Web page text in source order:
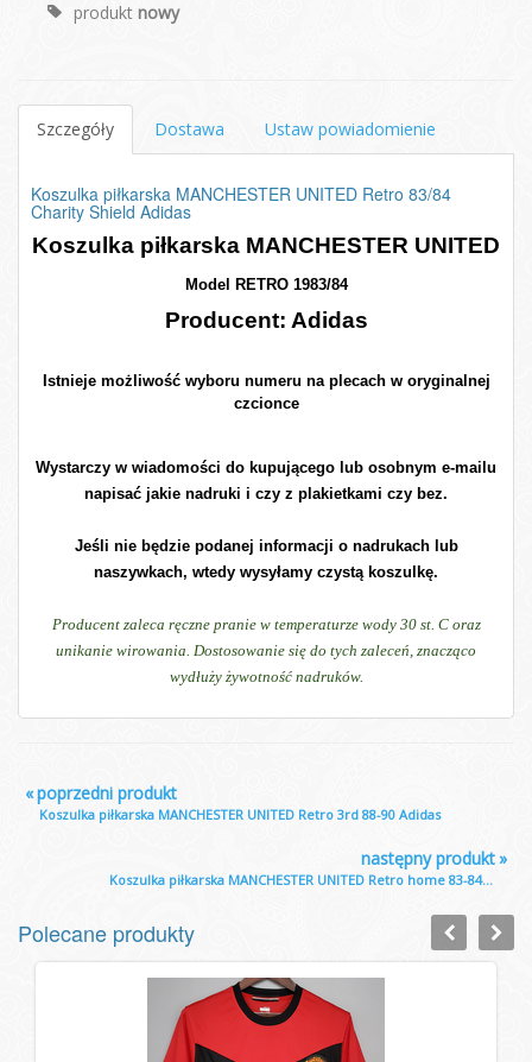
produkt nowy
Szczegóły Dostawa Ustaw powiadomienie
Koszulka piłkarska MANCHESTER UNITED Retro 83/84
Charity Shield Adidas
Koszulka piłkarska MANCHESTER UNITED
Model RETRO 1983/84
Producent: Adidas
Istnieje możliwość wyboru numeru na plecach w oryginalnej
czcionce
Wystarczy w wiadomości do kupującego lub osobnym e-mailu
napisać jakie nadruki i czy z plakietkami czy bez.
Jeśli nie będzie podanej informacji o nadrukach lub
naszywkach, wtedy wysyłamy czystą koszulkę.
Producent zaleca ręczne pranie w temperaturze wody 30 st. C oraz
unikanie wirowania. Dostosowanie się do tych zaleceń, znacząco
wydłuży żywotność nadruków.
«poprzedni produkt
Koszulka piłkarska MANCHESTER UNITED Retro 3rd 88-90 Adidas
»
następny produkt
Koszulka piłkarska MANCHESTER UNITED Retro home 83-84...
Polecane produkty